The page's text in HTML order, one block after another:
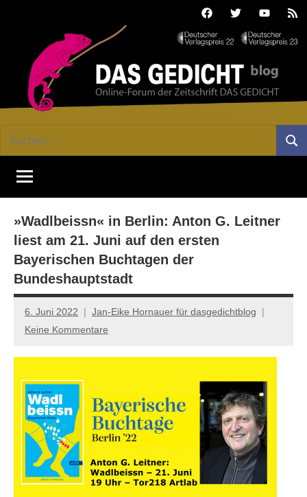
FacebookTwitterYoutube
GEDICHT
blog
Forum
von
DAS
Lyrik,
Essay
Kritik
Suchen
»Wadlbeissn« in Berlin: Anton G. Leitner
liest am 21. Juni auf den ersten
Bayerischen Buchtagen der
Bundeshauptstadt
6. Juni 2022
Jan-Eike Hornauer für dasgedichtblog
Keine Kommentare